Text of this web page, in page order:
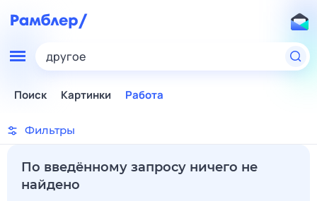
другое
Поиск Картинки Работа
Фильтры
По введённому запросу ничего не
найдено